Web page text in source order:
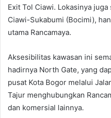
Exit Tol Ciawi. Lokasinya
Ciawi-Sukabumi (Bocimi),
utama Rancamaya.
Aksesibilitas kawasan ini
hadirnya North Gate, yang
pusat Kota Bogor melalui
Tajur menghubungkan
dan komersial lainnya.